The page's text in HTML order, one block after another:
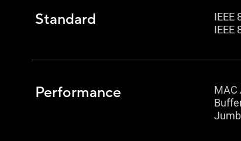
Standard
IEEE
IEEE
Performance
MAC